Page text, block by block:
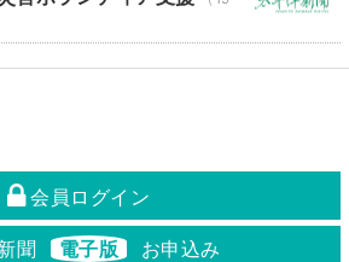
会員ログイン
聞 電子版
お申込み